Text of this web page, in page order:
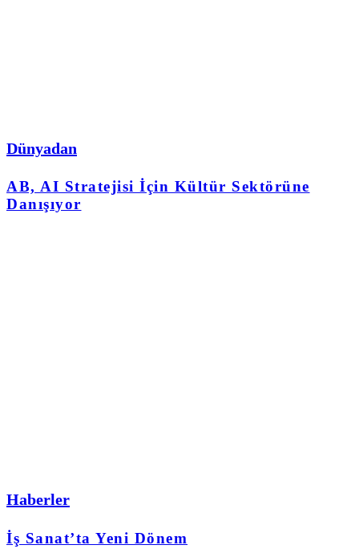
Dünyadan
AB, AI Stratejisi İçin Kültür Sektörüne
Danışıyor
Haberler
İş Sanat’ta Yeni Dönem